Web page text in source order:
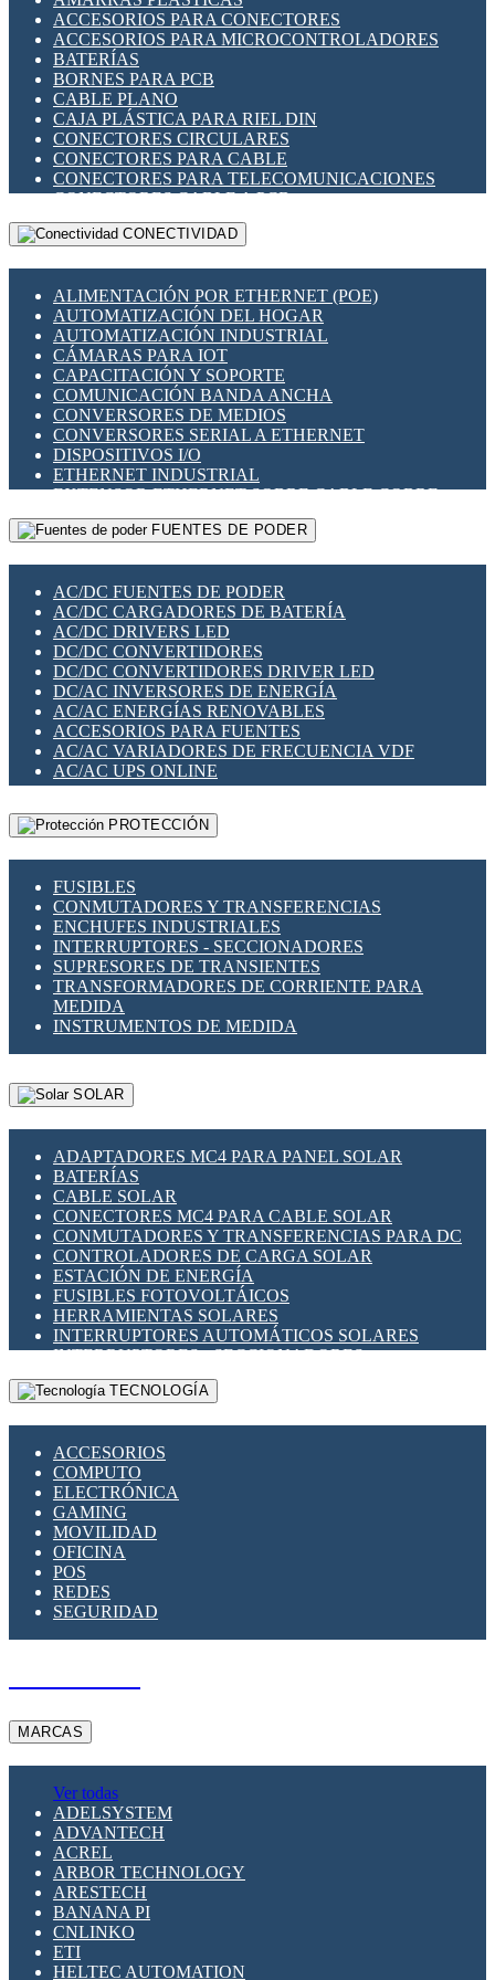
INDICADORES PARA PANEL
INTERFACES DE RELÉ
INTERRUPTORES FIN DE CARRERA
LLAVES CONMUTADORAS
MEDIDORES DE ENERGÍA Y TC'S DE CORRIENTE
MOTORES PASO A PASO
PANTALLAS HMI
PLC -CONTROLADORES LÓGICO PROGRAMABLES
PROGRAMADORES DE HORARIO
RELÉS DE PROTECCIÓN
SENSORES CAPACITIVOS
SENSORES INDUCTIVOS
TEMPORIZADORES
VARIACS
VARIADORES DE FRECUENCIA [VDF]
SECCIONADORES - INTERRUPTORES
MAQUINARIA
ACCESORIOS PARA CONECTORES
ACCESORIOS PARA MICROCONTROLADORES
BATERÍAS
BORNES PARA PCB
CABLE PLANO
CAJA PLÁSTICA PARA RIEL DIN
CONECTORES CIRCULARES
CONECTORES PARA CABLE
CONECTORES PARA TELECOMUNICACIONES
CONECTORES CABLE A PCB
CONECTORES PCB A CABLE
DIP SWITCHES
HERRAMIENTAS VARIAS
ILUMINACIÓN LED
INTERRUPTORES REED
INTERFACES DE RELÉ
OTROS RELÉS
PROTECCIÓN TÉRMICA
RELÉS AUTOMOTRICES
RELÉS DE SEÑAL
RELÉS DE ESTADO SÓLIDO SSR
RELÉS INDUSTRIALES
RELÉS MINIATURA DE POTENCIA
SENSORES MAGNÉTICOS
SWITCH Y MICROSWITCH
TARJETAS PI
UNIÓN Y DERIVACIÓN DE CABLE
CONECTIVIDAD
ALIMENTACIÓN POR ETHERNET (POE)
AUTOMATIZACIÓN DEL HOGAR
AUTOMATIZACIÓN INDUSTRIAL
CÁMARAS PARA IOT
CAPACITACIÓN Y SOPORTE
COMUNICACIÓN BANDA ANCHA
CONVERSORES DE MEDIOS
CONVERSORES SERIAL A ETHERNET
DISPOSITIVOS I/O
ETHERNET INDUSTRIAL
EXTENSOR ETHERNET SOBRE CABLE COBRE
GATEWAY LORAWAN
GESTIÓN DE REDES
PLACAS MODULARES IOT
SWITCHES Y REDES WIFI
SOLUCIONES IOT
SOLUCIONES LORAWAN
SOLUCIONES RED CELULAR
SEGURIDAD PARA REDES
SWITCHES LAN
TELEFONÍA IP (VOIP)
VIGILANCIA IP (CCTV)
MESHTASTIC
FUENTES DE PODER
AC/DC FUENTES DE PODER
AC/DC CARGADORES DE BATERÍA
AC/DC DRIVERS LED
DC/DC CONVERTIDORES
DC/DC CONVERTIDORES DRIVER LED
DC/AC INVERSORES DE ENERGÍA
AC/AC ENERGÍAS RENOVABLES
ACCESORIOS PARA FUENTES
AC/AC VARIADORES DE FRECUENCIA VDF
AC/AC UPS ONLINE
PROTECCIÓN
FUSIBLES
CONMUTADORES Y TRANSFERENCIAS
ENCHUFES INDUSTRIALES
INTERRUPTORES - SECCIONADORES
SUPRESORES DE TRANSIENTES
TRANSFORMADORES DE CORRIENTE PARA
MEDIDA
INSTRUMENTOS DE MEDIDA
SOLAR
ADAPTADORES MC4 PARA PANEL SOLAR
BATERÍAS
CABLE SOLAR
CONECTORES MC4 PARA CABLE SOLAR
CONMUTADORES Y TRANSFERENCIAS PARA DC
CONTROLADORES DE CARGA SOLAR
ESTACIÓN DE ENERGÍA
FUSIBLES FOTOVOLTÁICOS
HERRAMIENTAS SOLARES
INTERRUPTORES AUTOMÁTICOS SOLARES
INTERRUPTORES - SECCIONADORES
FOTOVOLTÁICOS
MONTAJE PANEL SOLAR
SUPRESOR DE TRANSIENTES SPDS PARA
APLICACIONES FOTOVOLTAICAS
TECNOLOGÍA
ACCESORIOS
COMPUTO
ELECTRÓNICA
GAMING
MOVILIDAD
OFICINA
POS
REDES
SEGURIDAD
MARCAS
Ver todas
ADELSYSTEM
ADVANTECH
ACREL
ARBOR TECHNOLOGY
ARESTECH
BANANA PI
CNLINKO
ETI
HELTEC AUTOMATION